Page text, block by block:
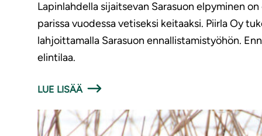
Lapinlahdella sijaitsevan Sarasuon elpyminen
parissa vuodessa vetiseksi keitaaksi. Piirla Oy
lahjoittamalla Sarasuon ennallistamistyöhön.
elintilaa.
LUE LISÄÄ